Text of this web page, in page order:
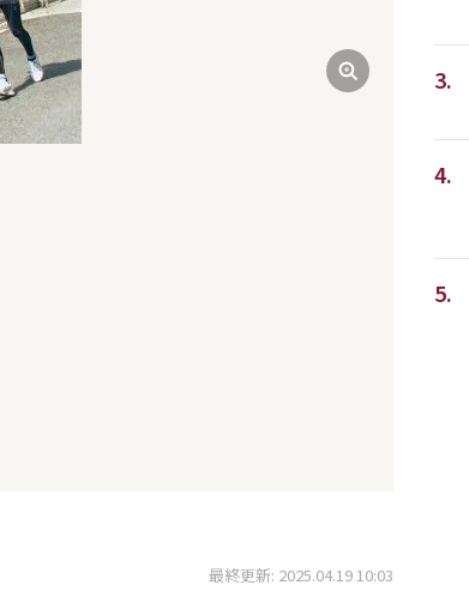
最終更新: 2025.04.19 10:03
3.
4.
5.